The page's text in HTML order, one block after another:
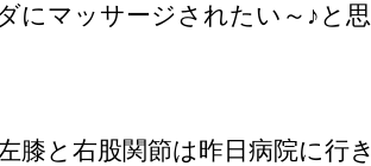
にマッサージされたい～♪と
膝と右股関節は昨日病院に行